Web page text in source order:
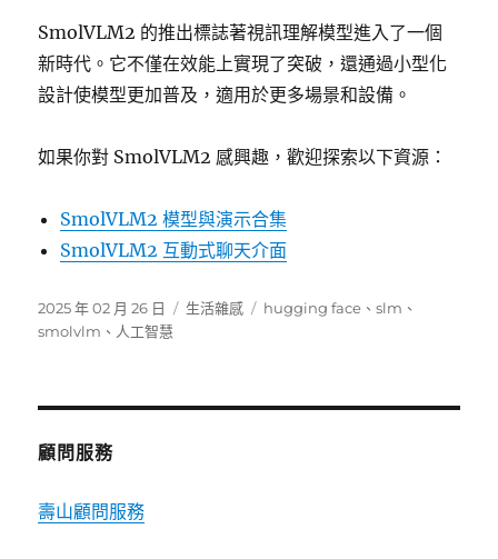
SmolVLM2 的推出標誌著視訊理解模型進入了一個
新時代。它不僅在效能上實現了突破，還通過小型化
設計使模型更加普及，適用於更多場景和設備。
如果你對 SmolVLM2 感興趣，歡迎探索以下資源：
SmolVLM2 模型與演示合集
SmolVLM2 互動式聊天介面
發
佈
2025 年 02 月 26 日
分
生活雜感
標
hugging face 、slm 、
smolvlm 、 人工智慧
顧問服務
壽山顧問服務